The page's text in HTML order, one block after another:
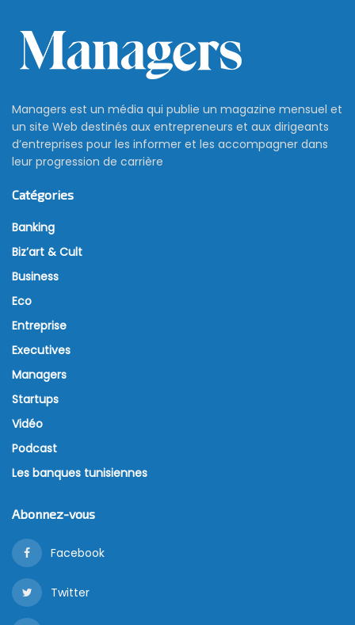
120 millions de dollars bien
mérités pour Tim Cook, PDG
d’Apple
17 décembre 2018
beauté, récompensé en actions boursières, en plus
de son salaire et de sa prime annuelle pour une
valeur de 120 millions de dollars, empochant ainsi
560 000 actions Apple, soit le bonus maximal.
Le conseil d’administration de l’entreprise
ses objectifs et pour avoir atteint son objectif d’aider
Apple à surpasser plus des deux tiers des sociétés du
S&P 500. Depuis août 2015, Apple a bénéficié d’un
retour sur investissement de 119 %, faisant mieux que
80 % des entreprises du S&P 500.